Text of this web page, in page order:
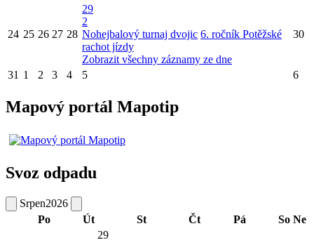
24 25 26 27 28
29
2
Nohejbalový turnaj dvojic 6. ročník Potěžské
rachot jízdy
Zobrazit všechny záznamy ze dne
30
31 1 2 3 4 5 6
Mapový portál Mapotip
Svoz odpadu
Srpen2026
Po
Út St Čt Pá So Ne
29